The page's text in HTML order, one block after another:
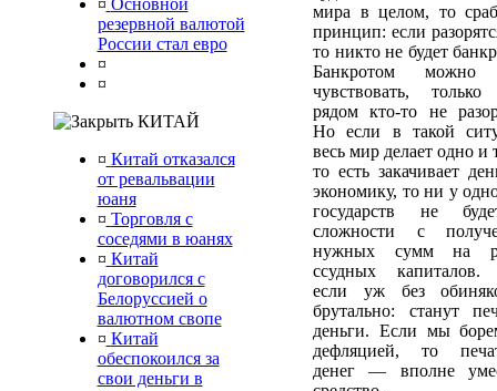
¤ Основной
резервной валютой
России стал евро
¤
¤
КИТАЙ
¤ Китай отказался
от ревальвации
юаня
¤ Торговля с
соседями в юанях
¤ Китай
договорился с
Белоруссией о
валютном свопе
¤ Китай
обеспокоился за
свои деньги в
мира в целом, то
принцип: если
то никто не будет
Банкротом можно
чувствовать, только
рядом кто-то не
Но если в такой
весь мир делает одно и
то есть закачивает
экономику, то ни у
государств не
сложности с
нужных сумм на
ссудных
если уж без
брутально: станут
деньги. Если мы
дефляцией, то
денег — вполне